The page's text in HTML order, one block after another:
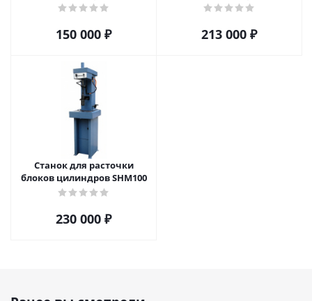
150 000 ₽ 213 000 ₽
Станок для расточки
блоков цилиндров SHM100
230 000 ₽